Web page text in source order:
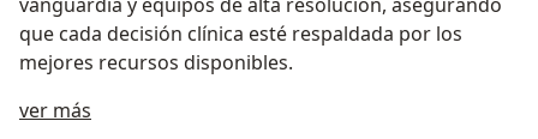
vanguardia y equipos de alta resolución, asegurando
que cada decisión clínica esté respaldada por los
mejores recursos disponibles.
ver más